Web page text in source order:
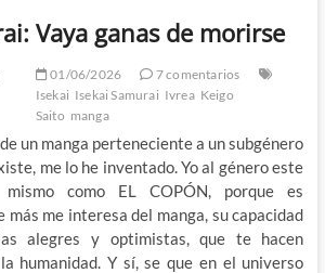
Vaya ganas de morirse
01/06/2026
7 comentarios
Isekai Isekai Samurai Ivrea Keigo
Saito manga
un manga perteneciente a un subgénero
me lo he inventado. Yo al género este
como EL COPÓN, porque es
más me interesa del manga, su capacidad
alegres y optimistas, que te hacen
humanidad. Y sí, se que en el universo